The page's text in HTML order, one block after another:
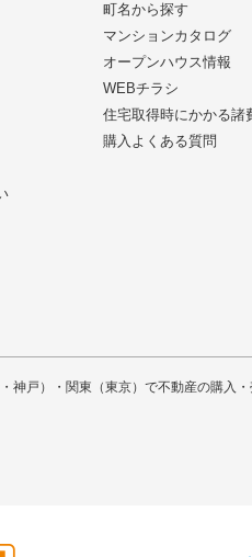
町名から探す
マンションカタログ
オープンハウス情報
WEBチラシ
住宅取得時にかかる諸
購入よくある質問
神戸）・関東（東京）で不動産の購入